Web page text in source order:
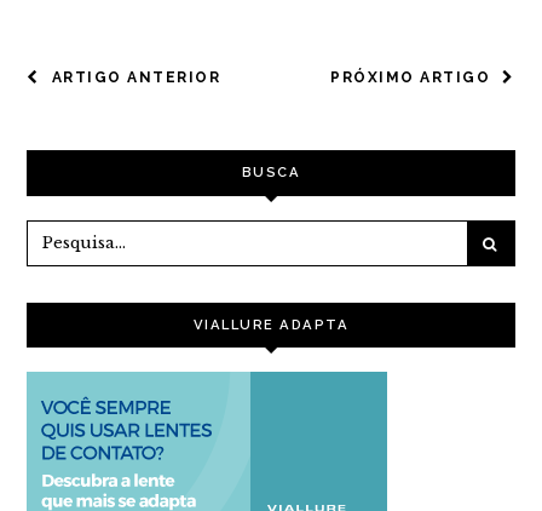
NAVEGAÇÃO
POST
PRÓXIMO ARTIGO
ARTIGO ANTERIOR
BUSCA
VIALLURE ADAPTA